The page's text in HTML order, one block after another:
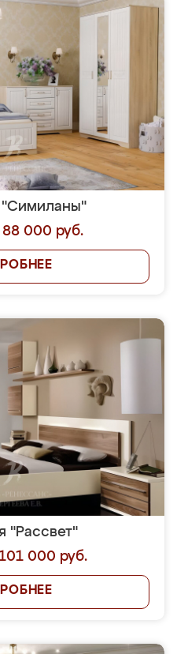
"Симиланы"
88 000 руб.
"Рассвет"
000 руб.